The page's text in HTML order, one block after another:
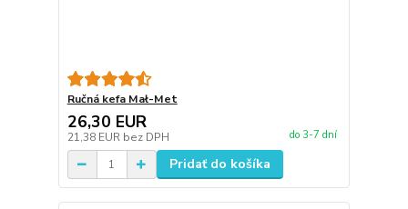
Ručná kefa Mał-Met
26,30 EUR
21,38 EUR bez DPH do 3-7 dní
Pridať do košíka